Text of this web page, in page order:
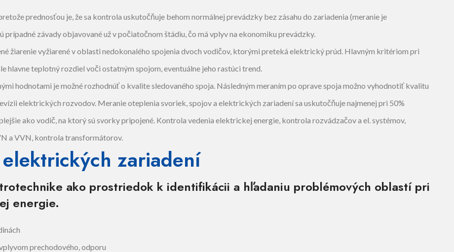
prednosťou je, že sa kontrola uskutočňuje behom normálnej prevádzky bez zásahu do zariadenia (meranie je
závady objavované už v počiatočnom štádiu, čo má vplyv na ekonomiku prevádzky.
žiarenie vyžiarené v oblasti nedokonalého spojenia dvoch vodičov, ktorými preteká elektrický prúd. Hlavným kritériom pri
hlavne teplotný rozdiel voči ostatným spojom, eventuálne jeho rastúci trend.
hodnotami je možné rozhodnúť o kvalite sledovaného spoja. Následným meraním po oprave spoja možno vyhodnotiť kvalitu
elektrických rozvodov. Meranie oteplenia svoriek, spojov a elektrických zariadení sa uskutočňuje najmenej pri 50%
ako vodič, na ktorý sú svorky pripojené. Kontrola vedenia elektrickej energie, kontrola rozvádzačov a el. systémov,
a VVN, kontrola transformátorov.
zariadení
ako prostriedok k identifikácii a hľadaniu problémových oblastí pri
energie.
prechodového, odporu